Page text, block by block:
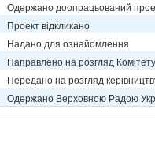
Одержано доопрацьований
Проект відкликано
Надано для ознайомлення
Направлено на розгляд Комітету
Передано на розгляд
Одержано Верховною Радою